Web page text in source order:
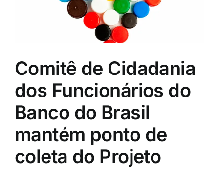
Comitê de Cidadania
dos Funcionários do
Banco do Brasil
mantém ponto de
coleta do Projeto